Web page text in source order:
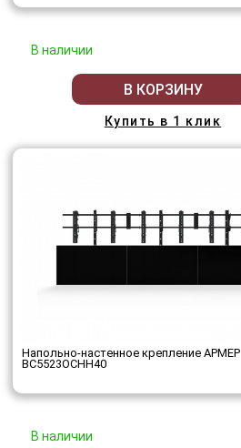
В наличии
В КОРЗИНУ
Купить в 1 клик
Напольно-настенное крепление АРМЕР
ВС5523ОСНН40
В наличии